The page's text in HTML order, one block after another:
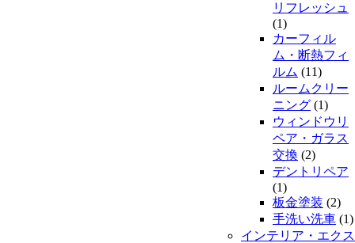
リフレッシュ
(1)
カーフィル
ム・断熱フィ
ルム (11)
ルームクリー
ニング (1)
ウィンドウリ
ペア・ガラス
交換 (2)
デントリペア
(1)
板金塗装 (2)
手洗い洗車 (1)
インテリア・エクス